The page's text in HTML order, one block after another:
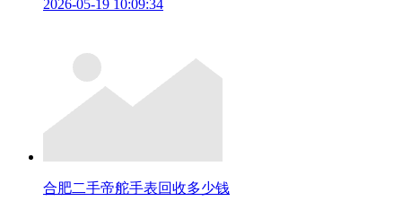
2026-05-19 10:09:34
合肥二手帝舵手表回收多少钱